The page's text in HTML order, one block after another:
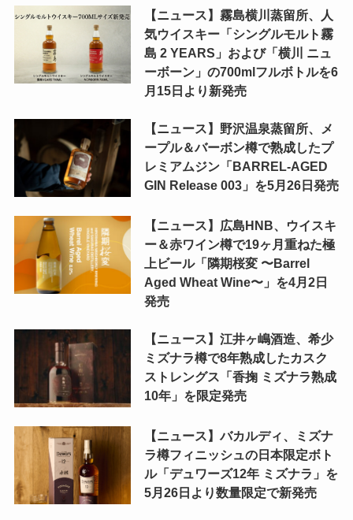
【ニュース】霧島横川蒸留所、人
気ウイスキー「シングルモルト霧
島 2 YEARS」および「横川 ニュ
ーボーン」の700mlフルボトルを6
月15日より新発売
【ニュース】野沢温泉蒸留所、メ
ープル＆バーボン樽で熟成したプ
レミアムジン「BARREL-AGED
GIN Release 003」を5月26日発売
【ニュース】広島HNB、ウイスキ
ー＆赤ワイン樽で19ヶ月重ねた極
上ビール「隣期桜変 〜Barrel
Aged Wheat Wine〜」を4月2日
発売
【ニュース】江井ヶ嶋酒造、希少
ミズナラ樽で8年熟成したカスク
ストレングス「香掬 ミズナラ熟成
10年」を限定発売
【ニュース】バカルディ、ミズナ
ラ樽フィニッシュの日本限定ボト
ル「デュワーズ12年 ミズナラ」を
5月26日より数量限定で新発売